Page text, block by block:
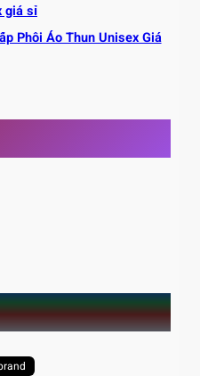
giá sỉ
Phôi Áo Thun Unisex Giá